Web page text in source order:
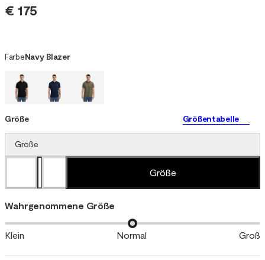
€ 175
FarbeNavy Blazer
Größe Größentabelle
Größe
Größe
Wahrgenommene Größe
Klein Normal Groß